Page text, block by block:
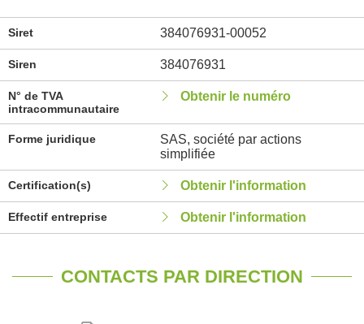
Siret 384076931-00052
Siren 384076931
N° de TVA
intracommunautaire
Obtenir le numéro
Forme juridique
SAS, société par actions
simplifiée
Certification(s) Obtenir l'information
Effectif entreprise Obtenir l'information
CONTACTS PAR DIRECTION